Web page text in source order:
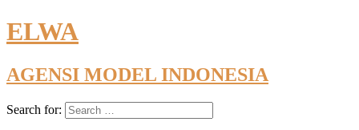
ELWA
AGENSI MODEL INDONESIA
Search for: